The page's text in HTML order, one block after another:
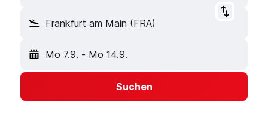
Frankfurt am Main (FRA)
Mo 7.9. - Mo 14.9.
Suchen